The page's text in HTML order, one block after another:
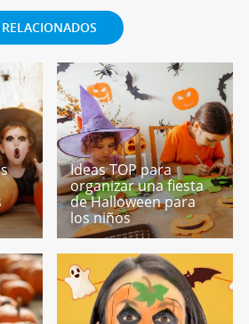
RELACIONADOS
Ideas TOP para
organizar una fiesta
de Halloween para
los niños